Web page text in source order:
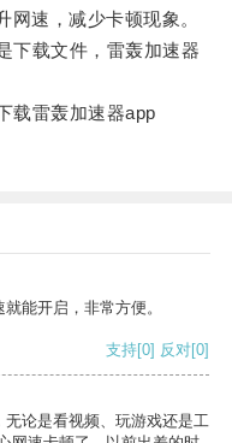
速，减少卡顿现象。
载文件，雷轰加速器
雷轰加速器app
能开启，非常方便。
支持[0] 反对[0]
论是看视频、玩游戏还是工